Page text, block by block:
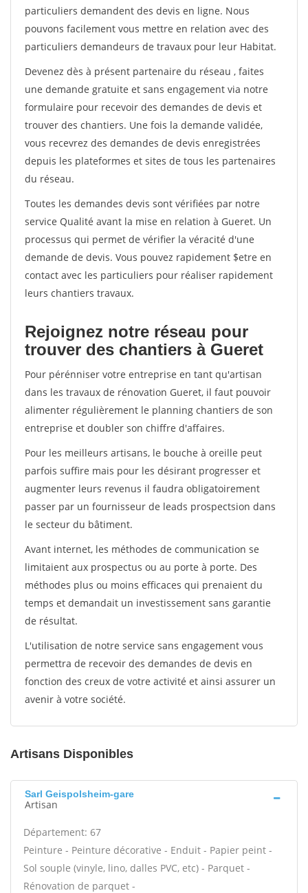
particuliers demandent des devis en ligne. Nous
pouvons facilement vous mettre en relation avec des
particuliers demandeurs de travaux pour leur Habitat.
Devenez dès à présent partenaire du réseau , faites
une demande gratuite et sans engagement via notre
formulaire pour recevoir des demandes de devis et
trouver des chantiers. Une fois la demande validée,
vous recevrez des demandes de devis enregistrées
depuis les plateformes et sites de tous les partenaires
du réseau.
Toutes les demandes devis sont vérifiées par notre
service Qualité avant la mise en relation à Gueret. Un
processus qui permet de vérifier la véracité d'une
demande de devis. Vous pouvez rapidement $etre en
contact avec les particuliers pour réaliser rapidement
leurs chantiers travaux.
Rejoignez notre réseau pour
trouver des chantiers à Gueret
Pour pérénniser votre entreprise en tant qu'artisan
dans les travaux de rénovation Gueret, il faut pouvoir
alimenter régulièrement le planning chantiers de son
entreprise et doubler son chiffre d'affaires.
Pour les meilleurs artisans, le bouche à oreille peut
parfois suffire mais pour les désirant progresser et
augmenter leurs revenus il faudra obligatoirement
passer par un fournisseur de leads prospectsion dans
le secteur du bâtiment.
Avant internet, les méthodes de communication se
limitaient aux prospectus ou au porte à porte. Des
méthodes plus ou moins efficaces qui prenaient du
temps et demandait un investissement sans garantie
de résultat.
L'utilisation de notre service sans engagement vous
permettra de recevoir des demandes de devis en
fonction des creux de votre activité et ainsi assurer un
avenir à votre société.
Artisans Disponibles
Sarl Geispolsheim-gare
Artisan
Département: 67
Peinture - Peinture décorative - Enduit - Papier peint -
Sol souple (vinyle, lino, dalles PVC, etc) - Parquet -
Rénovation de parquet -